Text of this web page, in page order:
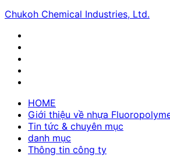
Chukoh Chemical Industries, Ltd.
HOME
Giới thiệu về nhựa
Tin tức & chuyên mục
danh mục
Thông tin công ty